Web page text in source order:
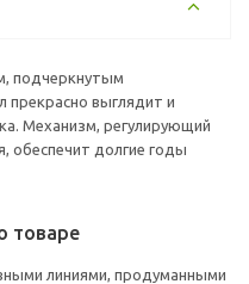
подчеркнутым
прекрасно выглядит и
Механизм, регулирующий
обеспечит долгие годы
товаре
линиями, продуманными